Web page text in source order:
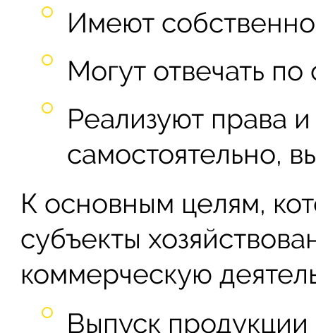
Имеют
Могут отвечать по
Реализуют права
самостоятельно,
К основным целям,
субъекты
коммерческую
Выпуск продукции